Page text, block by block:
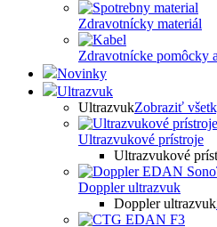
Zdravotnícky materiál
Zdravotnícke pomôcky
Novinky
Ultrazvuk
UltrazvukZobraziť
Ultrazvukové prístroje
Ultrazvukové
Doppler ultrazvuk
Doppler ultrazvuk